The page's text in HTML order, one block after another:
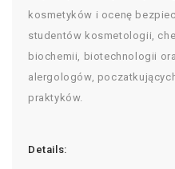
kosmetyków i ocenę
studentów kosmetologii,
biochemii, biotechnologii
alergologów,
praktyków.
Details: